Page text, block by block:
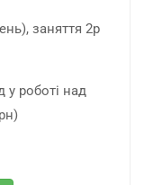
заняття 2р
у роботі над